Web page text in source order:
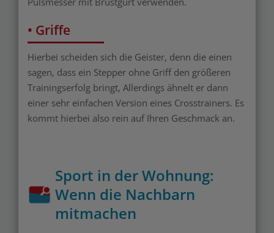
• Griffe
Hierbei scheiden sich die Geister, denn die einen
sagen, dass ein Stepper ohne Griff den größeren
Trainingserfolg bringt, Allerdings ähnelt er dann
einer sehr einfachen Version eines Crosstrainers. Es
kommt hierbei also rein auf Ihren Geschmack an.
Sport in der Wohnung:
Wenn die Nachbarn
mitmachen